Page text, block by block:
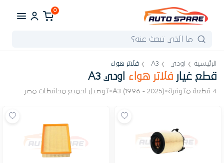
0
الرئيسية اودي A3 فلاتر هواء
قطع غيار فلاتر هواء اودي A3
4 قطعة متوفرة •
A3 (1996 - 2025)
•توصيل لجميع محافظات مصر